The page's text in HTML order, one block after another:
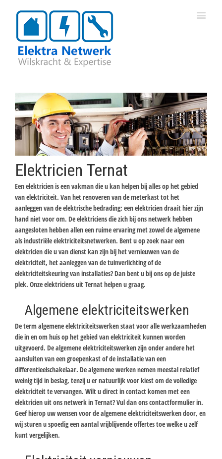
Elektricien Ternat
Een elektricien is een vakman die u kan helpen bij alles op het gebied
van elektriciteit. Van het renoveren van de meterkast tot het
aanleggen van de elektrische bedrading: een elektricien draait hier zijn
hand niet voor om. De elektriciens die zich bij ons netwerk hebben
aangesloten hebben allen een ruime ervaring met zowel de algemene
als industriële elektriciteitsnetwerken. Bent u op zoek naar een
elektricien die u van dienst kan zijn bij het vernieuwen van de
elektriciteit, het aanleggen van de tuinverlichting of de
elektriciteitskeuring van installaties? Dan bent u bij ons op de juiste
plek. Onze elektriciens uit Ternat helpen u graag.
Algemene elektriciteitswerken
De term algemene elektriciteitswerken staat voor alle werkzaamheden
die in en om huis op het gebied van elektriciteit kunnen worden
uitgevoerd. De algemene elektriciteitswerken zijn onder andere het
aansluiten van een groepenkast of de installatie van een
differentieelschakelaar. De algemene werken nemen meestal relatief
weinig tijd in beslag, tenzij u er natuurlijk voor kiest om de volledige
elektriciteit te vervangen. Wilt u direct in contact komen met een
elektricien uit ons netwerk in Ternat? Vul dan ons contactformulier in.
Geef hierop uw wensen voor de algemene elektriciteitswerken door, en
wij sturen u spoedig een aantal vrijblijvende offertes toe welke u zelf
kunt vergelijken.